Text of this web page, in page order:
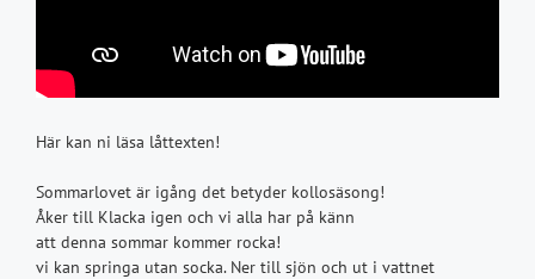
Här kan ni läsa låttexten!
Sommarlovet är igång det betyder kollosäsong!
Åker till Klacka igen och vi alla har på känn
att denna sommar kommer rocka!
vi kan springa utan socka. Ner till sjön och ut i vattnet